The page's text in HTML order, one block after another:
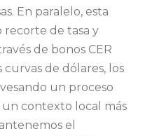
En paralelo, esta
recorte de tasa y
de bonos CER
de dólares, los
un proceso
contexto local más
el